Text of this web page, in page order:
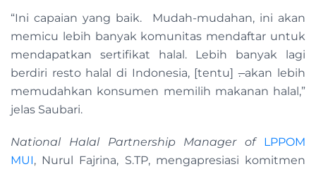
“Ini capaian yang baik. Mudah-mudahan, ini akan
memicu lebih banyak komunitas mendaftar untuk
mendapatkan sertifikat halal. Lebih banyak lagi
berdiri resto halal di Indonesia, [tentu].akan lebih
memudahkan konsumen memilih makanan halal,”
jelas Saubari.
National Halal Partnership Manager of LPPOM
MUI, Nurul Fajrina, S.TP, mengapresiasi komitmen